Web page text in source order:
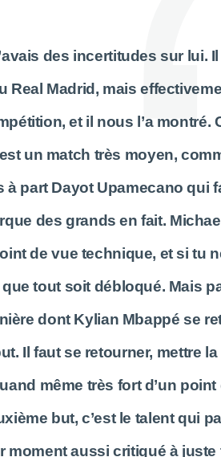
des incertitudes sur lui.
Real Madrid, mais
et il nous l’a montré.
un match très moyen,
à part Dayot Upamecano qui
des grands en fait.
de vue technique, et si tu
que tout soit débloqué. Mais
dont Kylian Mbappé se
Il faut se retourner, mettre
même très fort d’un
but, c’est le talent qui
moment aussi critiqué à